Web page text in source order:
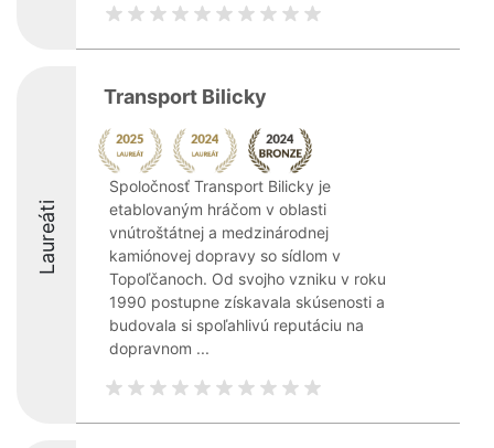
Laureáti
Transport Bilicky
Spoločnosť Transport Bilicky je
etablovaným hráčom v oblasti
vnútroštátnej a medzinárodnej
kamiónovej dopravy so sídlom v
Topoľčanoch. Od svojho vzniku v roku
1990 postupne získavala skúsenosti a
budovala si spoľahlivú reputáciu na
dopravnom ...